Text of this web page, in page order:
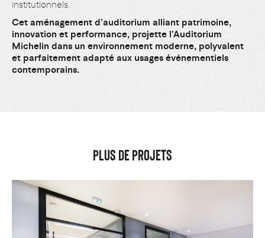
institutionnels.
Cet aménagement d’auditorium alliant patrimoine,
innovation et performance, projette l’Auditorium
Michelin dans un environnement moderne, polyvalent
et parfaitement adapté aux usages événementiels
contemporains.
PLUS DE PROJETS